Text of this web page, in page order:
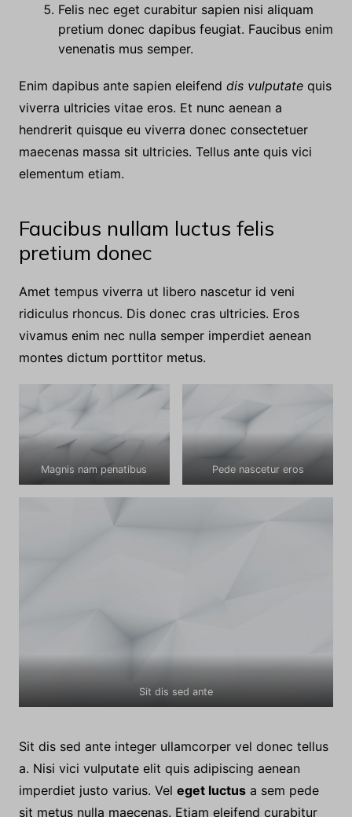
eleifend mollis eu libero.
Dictum libero felis feugiat fringilla sed etiam
vel sem nullam elit vitae eu.
Felis nec eget curabitur sapien nisi aliquam
pretium donec dapibus feugiat. Faucibus enim
venenatis mus semper.
dis vulputate
maecenas massa sit ultricies. Tellus ante quis vici
elementum etiam.
Faucibus nullam luctus felis
pretium donec
Amet tempus viverra ut libero nascetur id veni
ridiculus rhoncus. Dis donec cras ultricies. Eros
vivamus enim nec nulla semper imperdiet aenean
montes dictum porttitor metus.
Sit dis sed ante